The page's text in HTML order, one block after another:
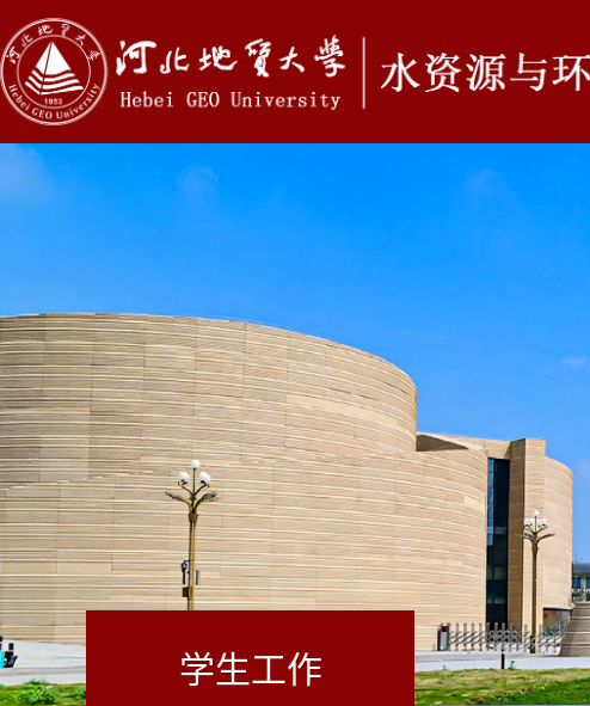
学生工作